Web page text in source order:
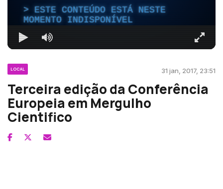
ESTE CONTEÚDO ESTÁ NESTE
MOMENTO INDISPONÍVEL
LOCAL 31 jan, 2017, 23:51
Terceira edição da Conferência
Europeia em Mergulho
Cientifico